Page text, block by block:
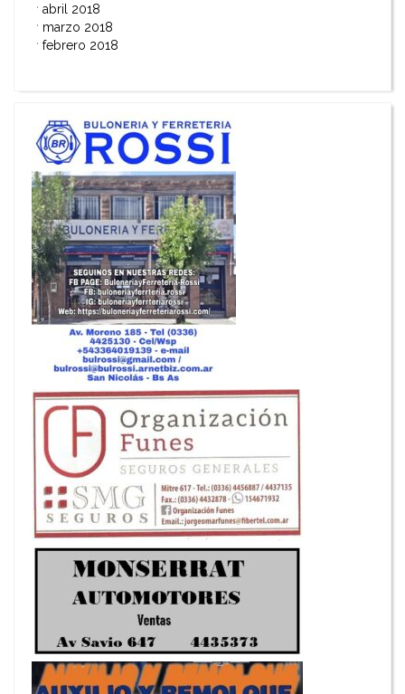
abril 2018
marzo 2018
febrero 2018